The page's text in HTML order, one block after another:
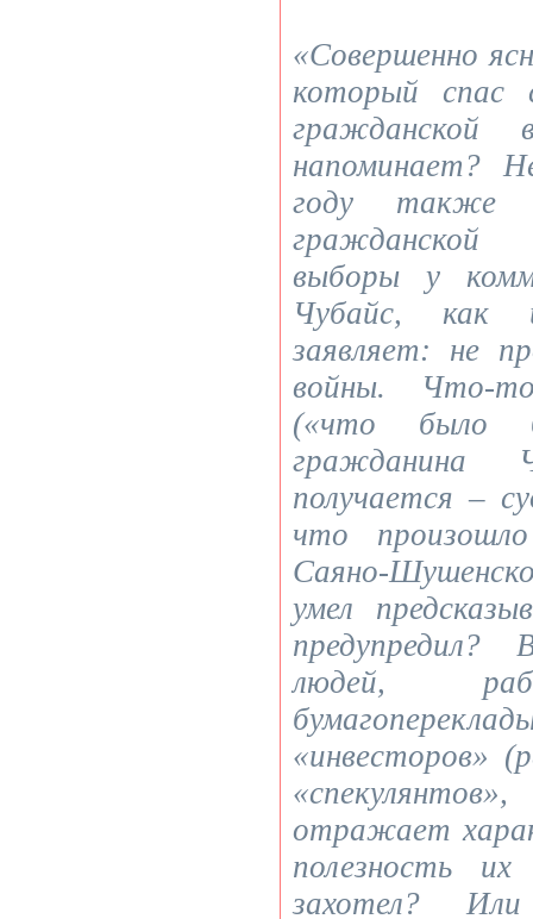
«Совершенно
который спас
гражданской
напоминает?
году также
гражданской
выборы у
Чубайс, как
заявляет: не
войны. Что-
(«что было
гражданина
получается –
что
Саяно-
умел
предупредил?
людей,
«инвесторов»
отражает
полезность
захотел?